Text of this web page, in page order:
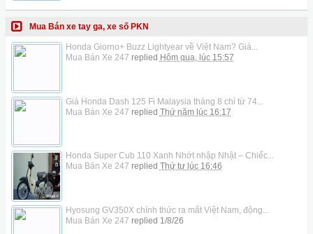
Mua Bán xe tay ga, xe số PKN
Honda Giorno+ Buzz Lightyear về Việt Nam? Giá...
Mua Bán Xe 247 replied Hôm qua, lúc 15:57
Giá Honda Dash 125 Fi Malaysia tháng 8 chỉ từ 74...
Mua Bán Xe 247 replied Thứ năm lúc 16:17
Honda Super Cub 110 Xanh Nhớt nhập Nhật – Chiếc...
Mua Bán Xe 247 replied Thứ tư lúc 16:46
Hyosung GV350X chính thức ra mắt Việt Nam, động...
Mua Bán Xe 247 replied 1/8/26